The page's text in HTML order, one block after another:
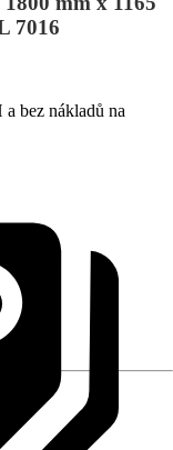
7016
bez nákladů na